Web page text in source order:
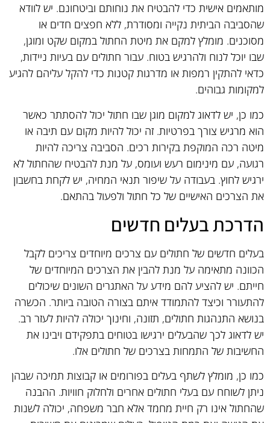
מותאמים אישית כדי להבטיח את נוחותם וביטחונם. יש לוודא
שהסביבה הביתית נקייה ומסודרת, ללא חפצים חדים או
מסוכנים. מומלץ למקם את מיטת החתול במקום שקט ומוגן,
שבו יוכל לנוח ולהרגיש בטוח. עבור חתולים עם בעיות ניידות,
כדאי להתקין רמפות או מדרגות קטנות כדי להקל עליהם להגיע
למקומות גבוהים.
כמו כן, יש לדאוג למקום מוגן שבו חתול יכול להסתתר כאשר
הוא מרגיש צורך בפרטיות. זה יכול להיות מקום עם תיבה או
מיטה רכה המוקפת בקירות רכים. הסביבה צריכה להיות
רגועה, עם מינימום רעש ועומס, על מנת להבטיח שהחתול לא
ירגיש לחוץ. בעבודה על שיפור תנאי המחיה, יש לקחת בחשבון
את הצרכים האישיים של כל חתול ולפעול בהתאם.
הדרכת בעלים חדשים
בעלים חדשים של חתולים עם צרכים מיוחדים צריכים לקבל
הכוונה מתאימה על מנת להבין את הצרכים המיוחדים של
חייתם. יש להציע להם מידע על האתגרים השונים שיכולים
להתעורר וכיצד להתמודד איתם בצורה הטובה ביותר. הכשרה
בנושא התנהגות חתולים, תזונה, וחינוך יכולה להיות לעזר רב.
יש לדאוג לכך שהבעלים ירגישו בטוחים בתפקידם ויבינו את
החשיבות של התמחות בצרכים של חתולים אלו.
כמו כן, מומלץ לשתף בעלים בפורומים או קבוצות תמיכה שבהן
ניתן לשוחח עם בעלי חתולים אחרים ולחלוק חוויות. ההבנה
שהחתול אינו רק חיית מחמד אלא חבר משפחה, יכולה לשנות